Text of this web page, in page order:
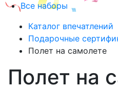
Все наборы
Каталог впечатлений
Подарочные
Полет на самолете
Полет на